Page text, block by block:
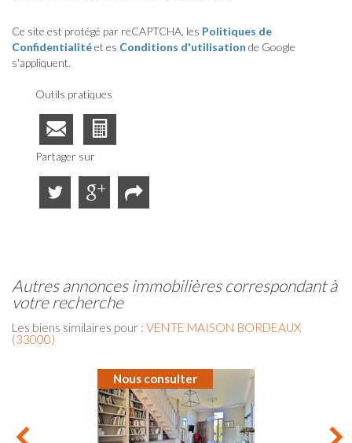
Ce site est protégé par reCAPTCHA, les Politiques de
Confidentialitéet es Conditions d'utilisation de Google
s'appliquent.
Outils pratiques
Partager sur
autres annonces immobilières correspondant à
votre recherche
Les biens similaires pour : VENTE MAISON BORDEAUX
(33000)
Nous consulter